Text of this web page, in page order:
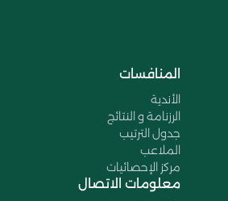
المنافسات
الأندية
الرزنامة و النتائج
جدول الترتيب
الملاعب
مركز الإحصائيات
معلومات الاتصال